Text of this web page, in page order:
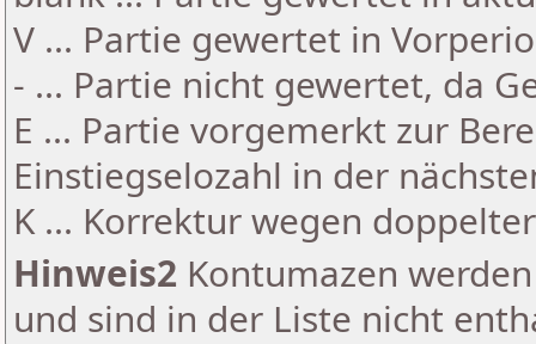
V ... Partie gewertet in
- ... Partie nicht gewertet, da
E ... Partie vorgemerkt zur
Einstiegselozahl in der
K ... Korrektur wegen
Hinweis2 Kontumazen
und sind in der Liste nicht